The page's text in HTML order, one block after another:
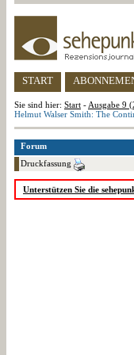
START
Sie sind hier: Start - Ausgabe 9
Helmut Walser Smith: The
Forum
Druckfassung
Unterstützen Sie die